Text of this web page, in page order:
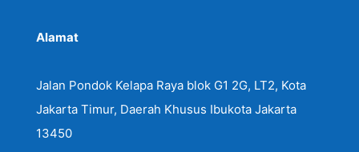
Alamat
Jalan Pondok Kelapa Raya blok G1 2G, LT2, Kota
Jakarta Timur, Daerah Khusus Ibukota Jakarta
13450